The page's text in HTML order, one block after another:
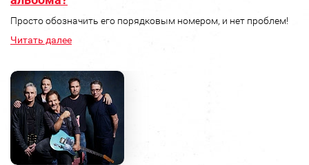
Просто обозначить его порядковым номером, и нет проблем!
Читать далее